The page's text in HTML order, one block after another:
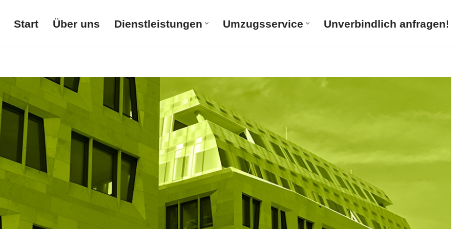
Start Über uns Dienstleistungen Umzugsservice Unverbindlich anfragen!